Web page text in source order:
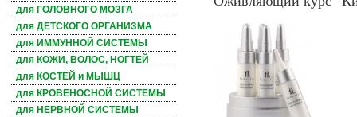
для ГОЛОВНОГО МОЗГА
для ДЕТСКОГО ОРГАНИЗМА
для ИММУННОЙ СИСТЕМЫ
для КОЖИ, ВОЛОС, НОГТЕЙ
для КОСТЕЙ и МЫШЦ
для КРОВЕНОСНОЙ СИСТЕМЫ
для НЕРВНОЙ СИСТЕМЫ